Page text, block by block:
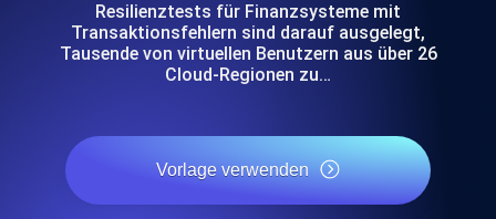
Resilienztests für Finanzsysteme mit
Transaktionsfehlern sind darauf ausgelegt,
Tausende von virtuellen Benutzern aus über 26
Cloud-Regionen zu…
Vorlage verwenden